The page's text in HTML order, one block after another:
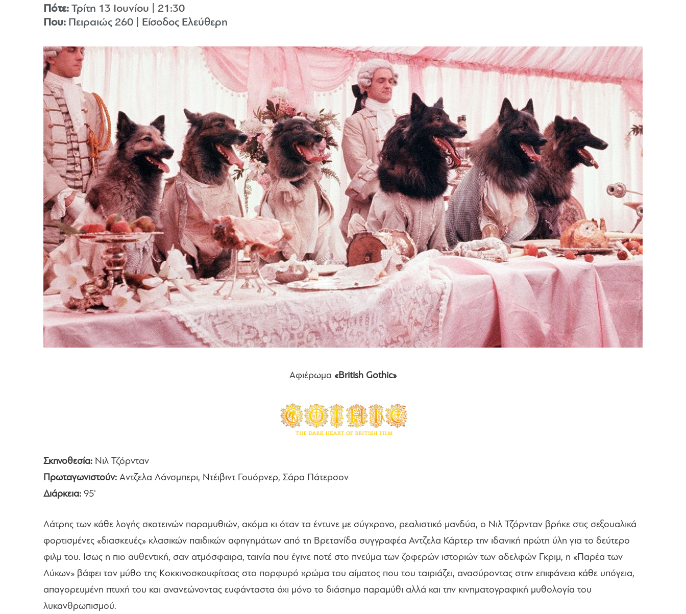
Πότε: Τρίτη 13 Ιουνίου | 21:30
Που: Πειραιώς 260 | Είσοδος Ελεύθερη
Αφιέρωμα «British Gothic»
Σκηνοθεσία: Νιλ Τζόρνταν
Πρωταγωνιστούν: Aντζελα Λάνσμπερι, Ντέιβιντ Γουόρνερ, Σάρα Πάτερσον
Διάρκεια: 95'
Λάτρης των κάθε λογής σκοτεινών παραμυθιών, ακόμα κι όταν τα έντυνε με σύγχρονο, ρεαλιστικό μανδύα, ο Νιλ Τζόρνταν βρήκε στις σεξουαλικά
φορτισμένες «διασκευές» κλασικών παιδικών αφηγημάτων από τη Βρετανίδα συγγραφέα Αντζελα Κάρτερ την ιδανική πρώτη ύλη για το δεύτερο
φιλμ του. Ισως η πιο αυθεντική, σαν ατμόσφαιρα, ταινία που έγινε ποτέ στο πνεύμα των ζοφερών ιστοριών των αδελφών Γκριμ, η «Παρέα των
Λύκων» βάφει τον μύθο της Κοκκινοσκουφίτσας στο πορφυρό χρώμα του αίματος που του ταιριάζει, ανασύροντας στην επιφάνεια κάθε υπόγεια,
απαγορευμένη πτυχή του και ανανεώνοντας ευφάνταστα όχι μόνο το διάσημο παραμύθι αλλά και την κινηματογραφική μυθολογία του
λυκανθρωπισμού.